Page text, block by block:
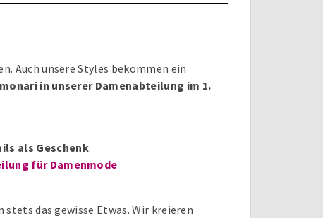
Auch unsere Styles bekommen ein
in unserer Damenabteilung im 1.
als Geschenk.
für Damenmode.
das gewisse Etwas. Wir kreieren